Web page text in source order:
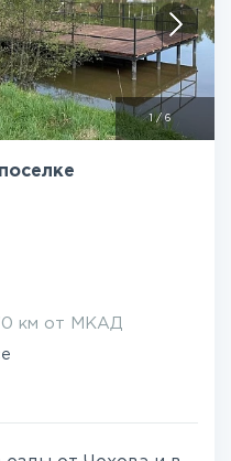
1/6
км от МКАД